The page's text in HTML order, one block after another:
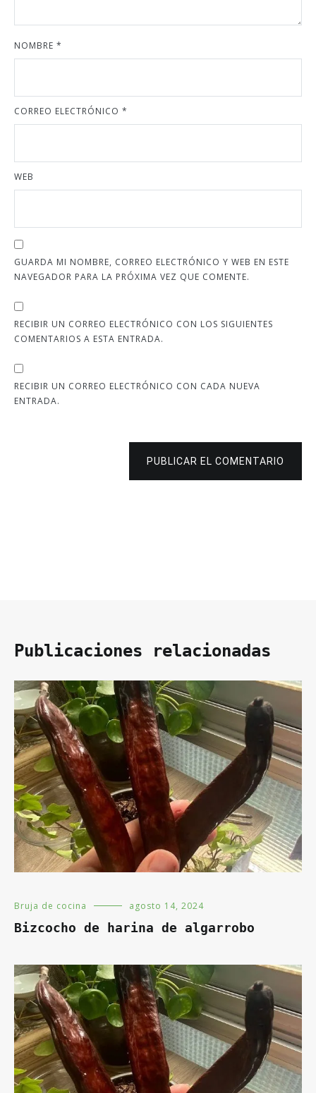
NOMBRE *
CORREO ELECTRÓNICO *
WEB
GUARDA MI NOMBRE, CORREO ELECTRÓNICO Y WEB EN ESTE
NAVEGADOR PARA LA PRÓXIMA VEZ QUE COMENTE.
RECIBIR UN CORREO ELECTRÓNICO CON LOS SIGUIENTES
COMENTARIOS A ESTA ENTRADA.
RECIBIR UN CORREO ELECTRÓNICO CON CADA NUEVA
ENTRADA.
PUBLICAR EL COMENTARIO
Publicaciones relacionadas
Bruja de cocina agosto 14, 2024
Bizcocho de harina de algarrobo